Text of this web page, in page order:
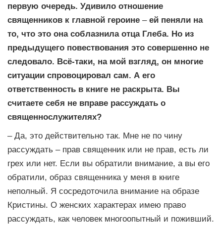
первую очередь. Удивило отношение
священников к главной героине –ей пеняли на
то, что это она соблазнила отца Глеба. Но из
предыдущего повествования это совершенно не
следовало. Всё-таки, на мой взгляд, он многие
ситуации спровоцировал сам. А его
ответственность в книге не раскрыта. Вы
считаете себя не вправе рассуждать о
священнослужителях?
– Да, это действительно так. Мне не по чину
рассуждать – прав священник или не прав, есть ли
грех или нет. Если вы обратили внимание, а вы его
обратили, образ священника у меня в книге
неполный. Я сосредоточила внимание на образе
Кристины. О женских характерах имею право
рассуждать, как человек многоопытный и поживший.